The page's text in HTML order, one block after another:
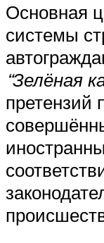
Основная
системы
“Зелёная
претензий